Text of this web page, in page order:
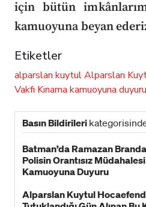
için bütün
kamuoyuna beyan
Etiketler
alparslan kuytulAlparslan
Vakfı Kınama kamuoyuna duyuru
Basın Bildirileri
Batman’da Ramazan
Polisin Orantısız
Kamuoyuna Duyuru
Alparslan Kuytul